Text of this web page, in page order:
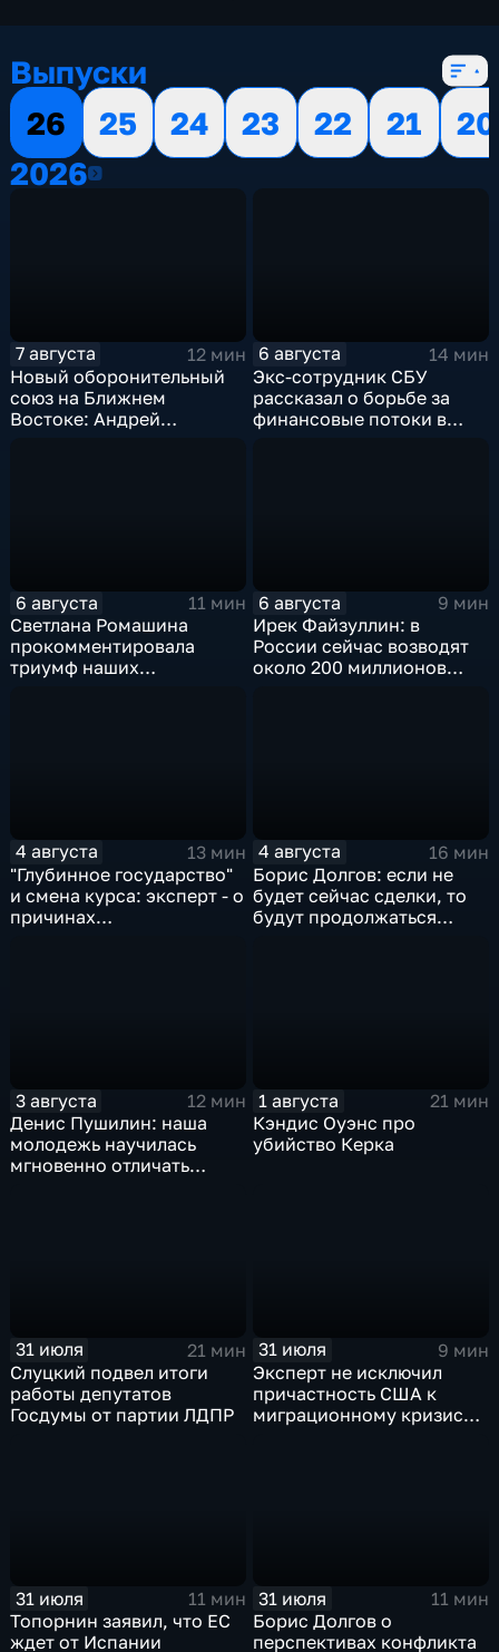
Выпуски
26
25 24 23 22 21
20
20262026
7 августа
12 мин
Новый оборонительный
союз на Ближнем
Востоке: Андрей
6 августа
14 мин
Экс-сотрудник СБУ
рассказал о борьбе за
финансовые потоки в
6 августа
11 мин
Светлана Ромашина
прокомментировала
триумф наших
6 августа
9 мин
Ирек Файзуллин: в
России сейчас возводят
около 200 миллионов
4 августа
13 мин
"Глубинное государство"
и смена курса: эксперт - о
причинах
4 августа
16 мин
Борис Долгов: если не
будет сейчас сделки, то
будут продолжаться
3 августа
12 мин
Денис Пушилин: наша
молодежь научилась
мгновенно отличать
1 августа
21 мин
Кэндис Оуэнс про
убийство Керка
31 июля
21 мин
Слуцкий подвел итоги
работы депутатов
Госдумы от партии ЛДПР
31 июля
9 мин
Эксперт не исключил
причастность США к
миграционному кризису в
31 июля
11 мин
Топорнин заявил, что ЕС
ждет от Испании
31 июля
11 мин
Борис Долгов о
перспективах конфликта